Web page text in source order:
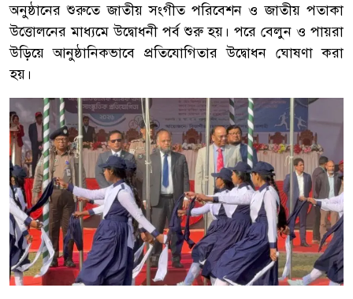
অনুষ্ঠানের শুরুতে জাতীয় সংগীত পরিবেশন ও জাতীয় পতাকা
উত্তোলনের মাধ্যমে উদ্বোধনী পর্ব শুরু হয়। পরে বেলুন ও পায়রা
উড়িয়ে আনুষ্ঠানিকভাবে প্রতিযোগিতার উদ্বোধন ঘোষণা করা
হয়।